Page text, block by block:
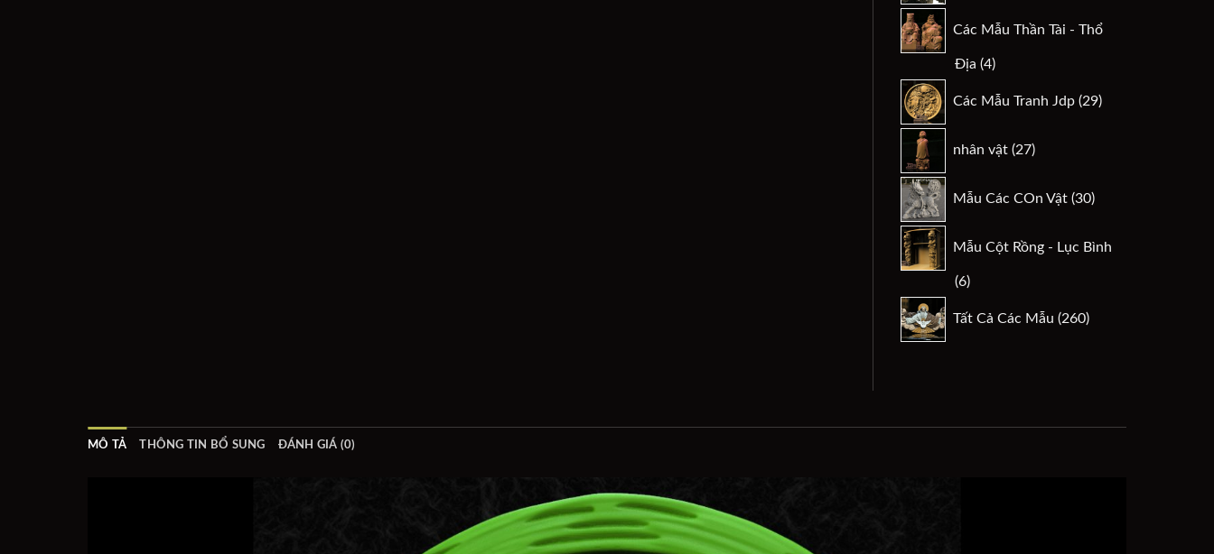
Các Mẫu Thần Tài - Thổ
Địa 44
phẩm
Các Mẫu Tranh Jdp 29
sản
nhân vật 27
sản
Mẫu Các COn Vật 30
sản
Mẫu Cột Rồng - Lục Bình
66
phẩm
Tất Cả Các Mẫu 260
sản
MÔ TẢ THÔNG TIN BỔ SUNG ĐÁNH GIÁ (0)